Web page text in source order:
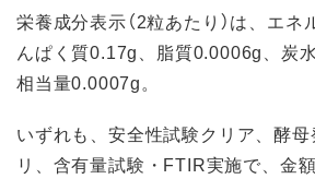
栄養成分表示（2粒あたり）は、エ
んぱく質0.17g、脂質0.0006g、炭
相当量0.0007g。
いずれも、安全性試験クリア、酵
リ、含有量試験・FTIR実施で、金